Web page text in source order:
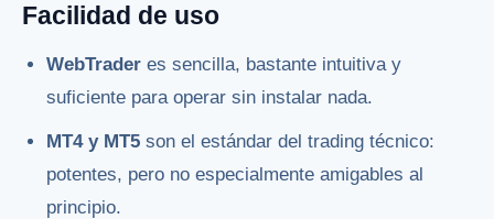
Facilidad de uso
WebTrader es sencilla, bastante intuitiva y
suficiente para operar sin instalar nada.
MT4 y MT5 son el estándar del trading técnico:
potentes, pero no especialmente amigables al
principio.